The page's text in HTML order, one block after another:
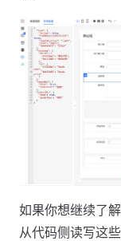
如果你想继续了
从代码侧读写这